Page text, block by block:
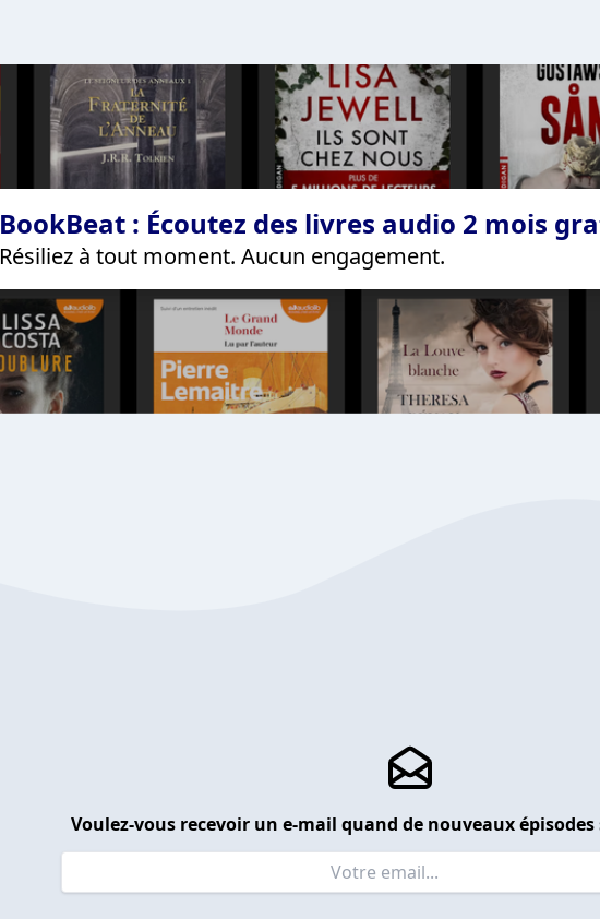
BookBeat : Écoutez des livres audio 2 mois
Résiliez à tout moment. Aucun engagement.
Voulez-vous recevoir un e-mail quand de nouveaux